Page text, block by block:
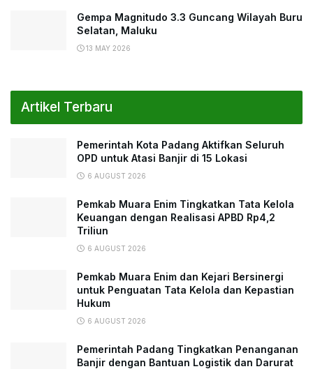
Gempa Magnitudo 3.3 Guncang Wilayah Buru
Selatan, Maluku
13 MAY 2026
Artikel Terbaru
Pemerintah Kota Padang Aktifkan Seluruh
OPD untuk Atasi Banjir di 15 Lokasi
6 AUGUST 2026
Pemkab Muara Enim Tingkatkan Tata Kelola
Keuangan dengan Realisasi APBD Rp4,2
Triliun
6 AUGUST 2026
Pemkab Muara Enim dan Kejari Bersinergi
untuk Penguatan Tata Kelola dan Kepastian
Hukum
6 AUGUST 2026
Pemerintah Padang Tingkatkan Penanganan
Banjir dengan Bantuan Logistik dan Darurat